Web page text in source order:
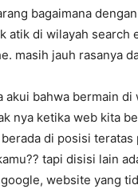
bagaimana
atik di wilayah search
masih jauh rasanya
akui bahwa bermain
nya ketika web kita
di posisi teratas
tapi disisi lain
website yang